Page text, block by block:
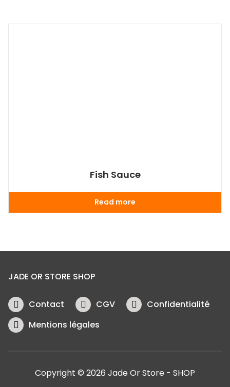
Fish Sauce
Read more
JADE OR STORE SHOP
Contact CGV
Confidentialité
Mentions légales
Copyright © 2026 Jade Or Store - SHOP